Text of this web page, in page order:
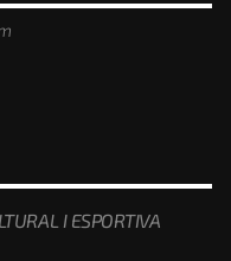
I ESPORTIVA